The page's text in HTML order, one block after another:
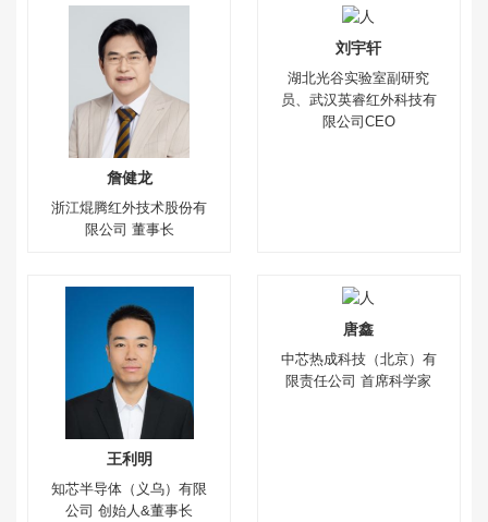
詹健龙
浙江焜腾红外技术股份有
限公司 董事长
刘宇轩
湖北光谷实验室副研究
员、武汉英睿红外科技有
限公司CEO
王利明
知芯半导体（义乌）有限
公司 创始人&董事长
唐鑫
中芯热成科技（北京）有
限责任公司 首席科学家